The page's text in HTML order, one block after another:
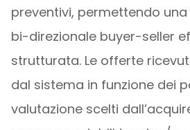
preventivi, permettendo
bi-direzionale buyer-seller
strutturata. Le offerte
dal sistema in funzione dei
valutazione scelti